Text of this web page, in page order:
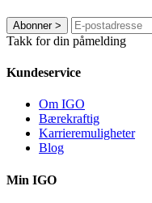
Abonner>
Takk for din påmelding
Kundeservice
Om IGO
Bærekraftig
Karrieremuligheter
Blog
Min IGO